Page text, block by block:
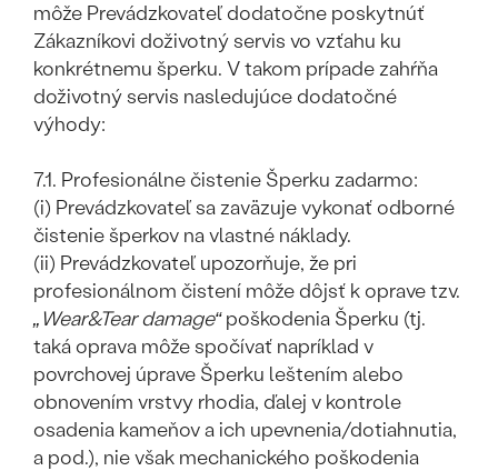
môže Prevádzkovateľ dodatočne poskytnúť
Zákazníkovi doživotný servis vo vzťahu ku
konkrétnemu šperku. V takom prípade zahŕňa
doživotný servis nasledujúce dodatočné
výhody:
7.1. Profesionálne čistenie Šperku zadarmo:
(i) Prevádzkovateľ sa zaväzuje vykonať odborné
čistenie šperkov na vlastné náklady.
(ii) Prevádzkovateľ upozorňuje, že pri
profesionálnom čistení môže dôjsť k oprave tzv.
„Wear&Tear damage“poškodenia Šperku (tj.
taká oprava môže spočívať napríklad v
povrchovej úprave Šperku leštením alebo
obnovením vrstvy rhodia, ďalej v kontrole
osadenia kameňov a ich upevnenia/dotiahnutia,
a pod.), nie však mechanického poškodenia